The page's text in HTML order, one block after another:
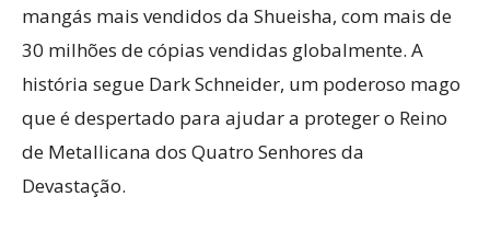
mangás mais vendidos da Shueisha, com mais de
30 milhões de cópias vendidas globalmente. A
história segue Dark Schneider, um poderoso mago
que é despertado para ajudar a proteger o Reino
de Metallicana dos Quatro Senhores da
Devastação.